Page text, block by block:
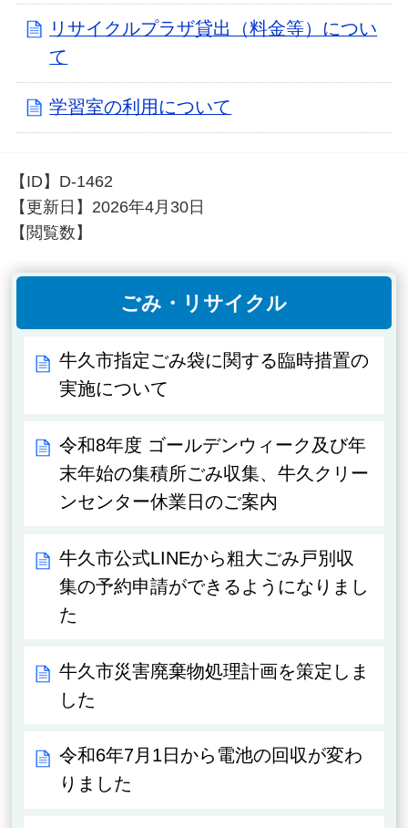
リサイクルプラザ貸出（料金等）につい
て
学習室の利用について
【ID】 D-1462
【更新日】 2026年4月30日
【閲覧数】
ごみ・リサイクル
牛久市指定ごみ袋に関する臨時措置の
実施について
令和8年度 ゴールデンウィーク及び年
末年始の集積所ごみ収集、牛久クリー
ンセンター休業日のご案内
牛久市公式LINEから粗大ごみ戸別収
集の予約申請ができるようになりまし
た
牛久市災害廃棄物処理計画を策定しま
した
令和6年7月1日から電池の回収が変わ
りました